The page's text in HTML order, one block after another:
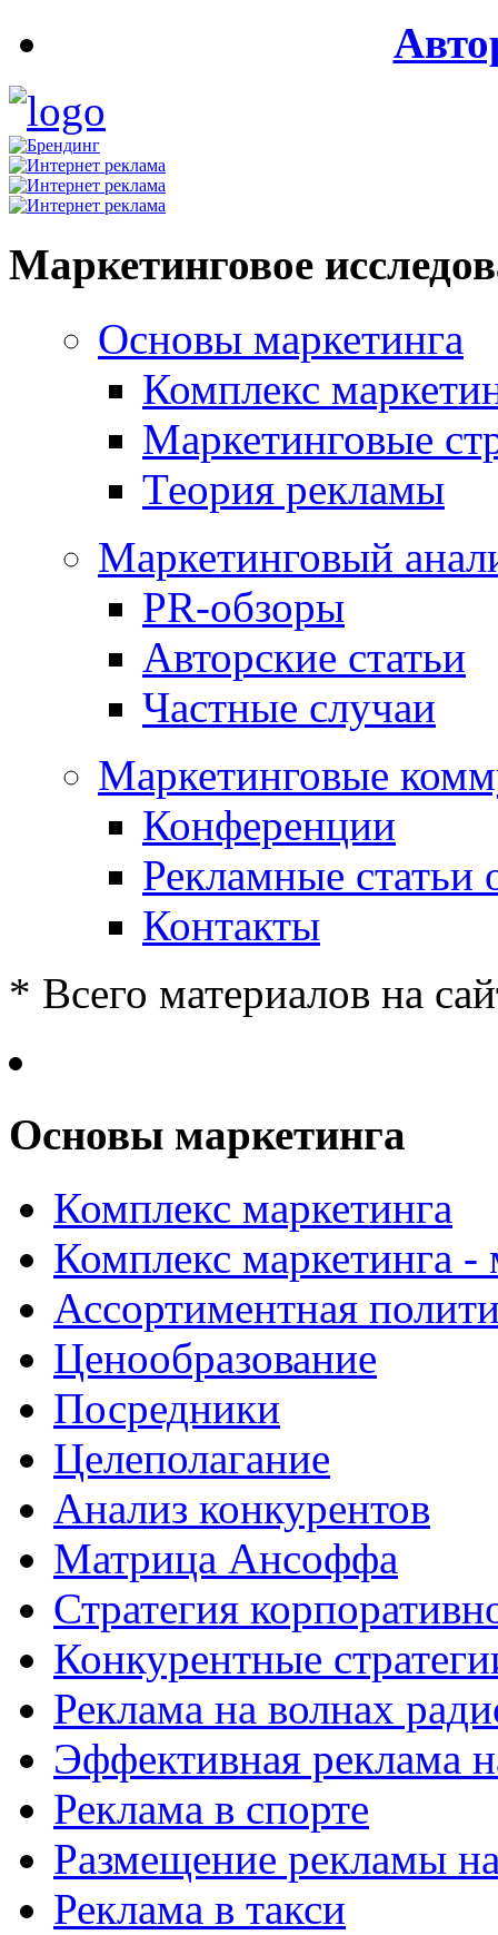
Маркетинговое
Основы маркетинга
Комплекс
Маркетинговые
Теория рекламы
Маркетинговый
PR-обзоры
Авторские статьи
Частные случаи
Маркетинговые
Конференции
Рекламные статьи
Контакты
* Всего материалов на
Основы маркетинга
Комплекс маркетинга
Комплекс маркетинга
Ассортиментная
Ценообразование
Посредники
Целеполагание
Анализ конкурентов
Матрица Ансоффа
Стратегия
Конкурентные
Реклама на волнах
Эффективная реклама
Реклама в спорте
Размещение рекламы
Реклама в такси